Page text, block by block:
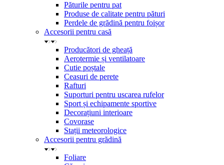
Păturile pentru pat
Produse de calitate pentru pături
Perdele de grădină pentru foișor
Accesorii pentru casă
Producători de gheață
Aerotermie și ventilatoare
Cutie poștale
Ceasuri de perete
Rafturi
Suporturi pentru uscarea rufelor
Sport și echipamente sportive
Decorațiuni interioare
Covorase
Stații meteorologice
Accesorii pentru grădină
Foliare